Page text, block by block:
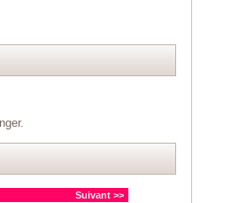
Suivant >>